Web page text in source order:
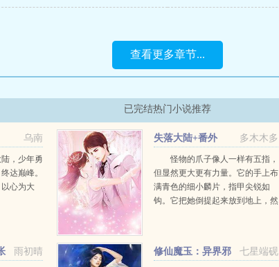
查看更多章节...
已完结热门小说推荐
乌南
，少年勇
达巅峰。
心为大
多木木多
失落大陆+番外
怪物的爪子像人一样有五指，
但显然更大更有力量。它的手上布
满青色的细小麟片，指甲尖锐如
钩。它把她倒提起来放到地上，然
个怪物打量她。而她同时也在看...
雨初晴 七星端砚
修仙魔玉：异界邪